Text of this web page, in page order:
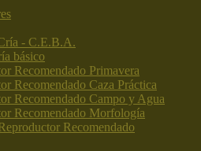
- C.E.B.A.
básico
Recomendado Primavera
Recomendado Caza Práctica
Recomendado Campo y Agua
Recomendado Morfología
Recomendado